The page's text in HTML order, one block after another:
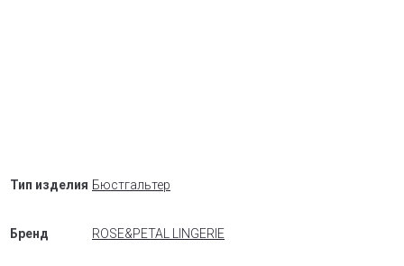
Тип изделия Бюстгальтер
Бренд ROSE&PETAL LINGERIE